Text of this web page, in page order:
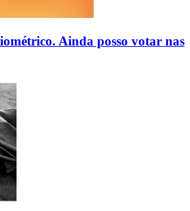
Ainda posso votar nas